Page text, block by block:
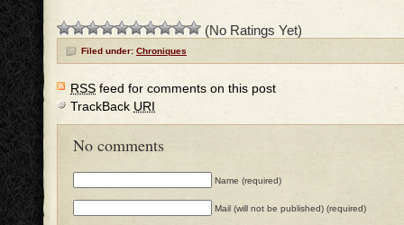
(No Ratings Yet)
Filed under: Chroniques
RSS feed for comments on this post
TrackBack URI
No comments
Name (required)
Mail (will not be published) (required)